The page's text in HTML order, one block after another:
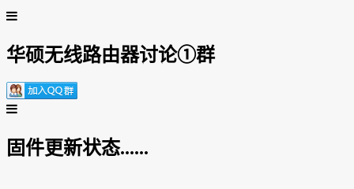
华硕无线路由器讨论①群
固件更新状态......